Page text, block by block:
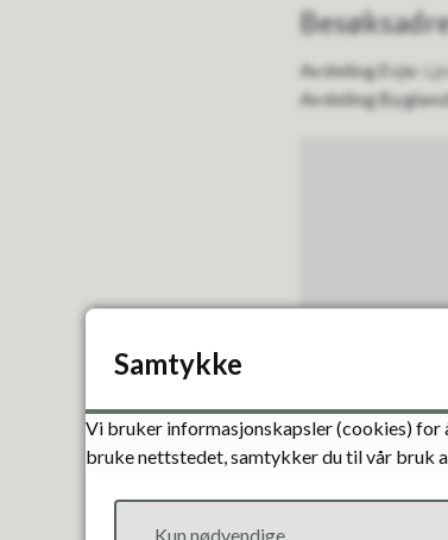
Avdeling Evje:
Avdeling
Samtykke
Vi bruker informasjonskapsler (cookies) for
bruke nettstedet, samtykker du til vår bruk
Kun nødvendige